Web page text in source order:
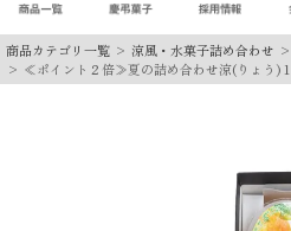
商品カテゴリ一覧 涼風・水菓子詰め合わせ
≪ポイント２倍≫夏の詰め合わせ涼(りょう)